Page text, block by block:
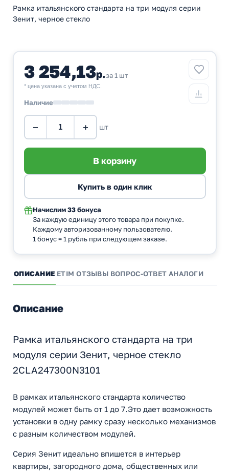
Рамка итальянского стандарта на три модуля серии
Зенит, черное стекло
3 254,13р.за 1 шт
* цена указана с учетом НДС.
Наличие
− + шт
Начислим 33 бонуса
За каждую единицу этого товара при покупке.
Каждому авторизованному пользователю.
1 бонус = 1 рубль при следующем заказе.
ОПИСАНИЕ ETIM ОТЗЫВЫ ВОПРОС-ОТВЕТ АНАЛОГИ
Описание
Рамка итальянского стандарта на три
модуля серии Зенит, черное стекло
2CLA247300N3101
В рамках итальянского стандарта количество
модулей может быть от 1 до 7.Это дает возможность
установки в одну рамку сразу несколько механизмов
с разным количеством модулей.
Серия Зенит идеально впишется в интерьер
квартиры, загородного дома, общественных или